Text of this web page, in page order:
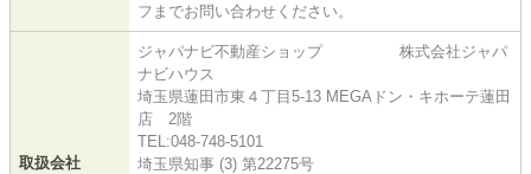
フまでお問い合わせください。
取扱会社
ジャパナビ不動産ショップ 株式会社ジャパ
ナビハウス
埼玉県蓮田市東４丁目5-13 MEGAドン・キホーテ蓮田
店 2階
TEL:048-748-5101
埼玉県知事 (3) 第22275号